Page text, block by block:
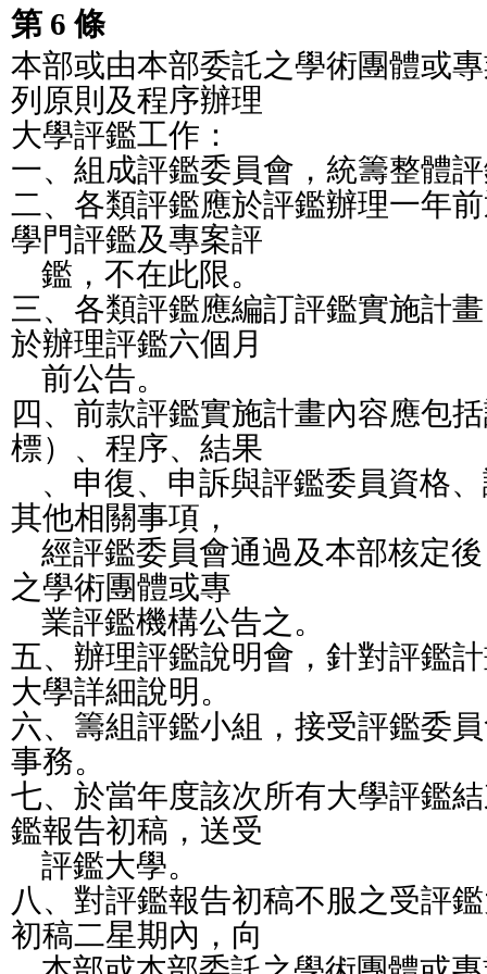
第 6 條
本部或由本部委託之學術團體或
列原則及程序辦理
大學評鑑工作：
一、組成評鑑委員會，統籌整體
二、各類評鑑應於評鑑辦理一年
學門評鑑及專案評
鑑，不在此限。
三、各類評鑑應編訂評鑑實施計
於辦理評鑑六個月
前公告。
四、前款評鑑實施計畫內容應包
標）、程序、結果
、申復、申訴與評鑑委員資格
其他相關事項，
經評鑑委員會通過及本部核定
之學術團體或專
業評鑑機構公告之。
五、辦理評鑑說明會，針對評鑑
大學詳細說明。
六、籌組評鑑小組，接受評鑑委
事務。
七、於當年度該次所有大學評鑑
鑑報告初稿，送受
評鑑大學。
八、對評鑑報告初稿不服之受評
初稿二星期內，向